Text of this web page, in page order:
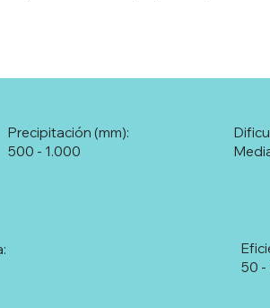
500 - 1.000
Precipitación (mm):
50 -